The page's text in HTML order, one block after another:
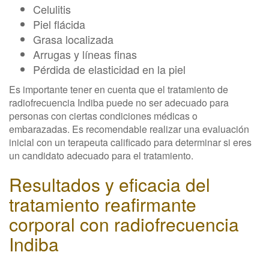
Celulitis
Piel flácida
Grasa localizada
Arrugas y líneas finas
Pérdida de elasticidad en la piel
Es importante tener en cuenta que el tratamiento de
radiofrecuencia Indiba puede no ser adecuado para
personas con ciertas condiciones médicas o
embarazadas. Es recomendable realizar una evaluación
inicial con un terapeuta calificado para determinar si eres
un candidato adecuado para el tratamiento.
Resultados y eficacia del
tratamiento reafirmante
corporal con radiofrecuencia
Indiba